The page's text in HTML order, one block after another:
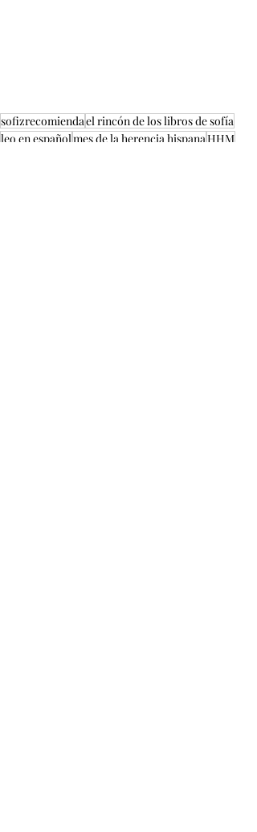
sofizrecomiendael rincón de los libros de sofía
leo en españolmes de la herencia hispanaHHM